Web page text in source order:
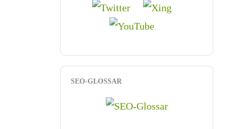
SEO-GLOSSAR